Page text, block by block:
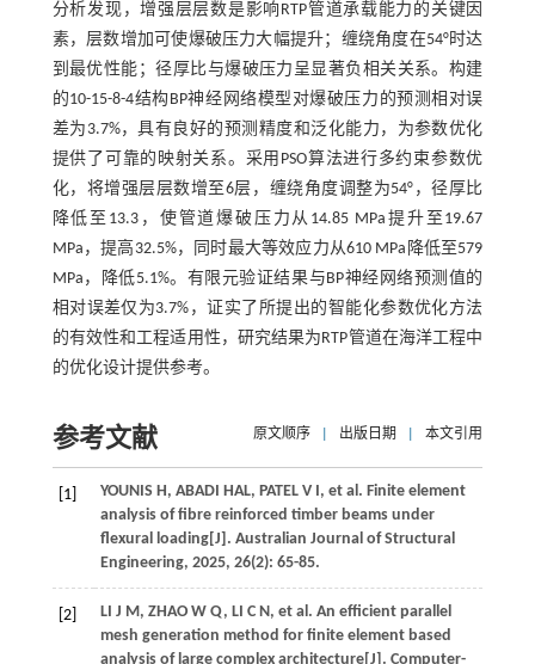
分析发现，增强层层数是影响RTP管道承载能力的关键因
素，层数增加可使爆破压力大幅提升；缠绕角度在54°时达
到最优性能；径厚比与爆破压力呈显著负相关关系。构建
的10-15-8-4结构BP神经网络模型对爆破压力的预测相对误
差为3.7%，具有良好的预测精度和泛化能力，为参数优化
提供了可靠的映射关系。采用PSO算法进行多约束参数优
化，将增强层层数增至6层，缠绕角度调整为54°，径厚比
降低至13.3，使管道爆破压力从14.85 MPa提升至19.67
MPa，提高32.5%，同时最大等效应力从610 MPa降低至579
MPa，降低5.1%。有限元验证结果与BP神经网络预测值的
相对误差仅为3.7%，证实了所提出的智能化参数优化方法
的有效性和工程适用性，研究结果为RTP管道在海洋工程中
的优化设计提供参考。
参考文献 原文顺序 出版日期 本文引用
[1] YOUNIS H, ABADI HAL, PATEL V I, et al. Finite element
analysis of fibre reinforced timber beams under
flexural loading[J]. Australian Journal of Structural
Engineering, 2025, 26(2): 65-85.
[2] LI J M, ZHAO W Q, LI C N, et al. An efficient parallel
mesh generation method for finite element based
analysis of large complex architecture[J]. Computer-